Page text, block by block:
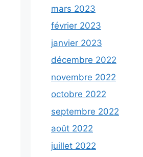
mars 2023
février 2023
janvier 2023
décembre 2022
novembre 2022
octobre 2022
septembre 2022
août 2022
juillet 2022